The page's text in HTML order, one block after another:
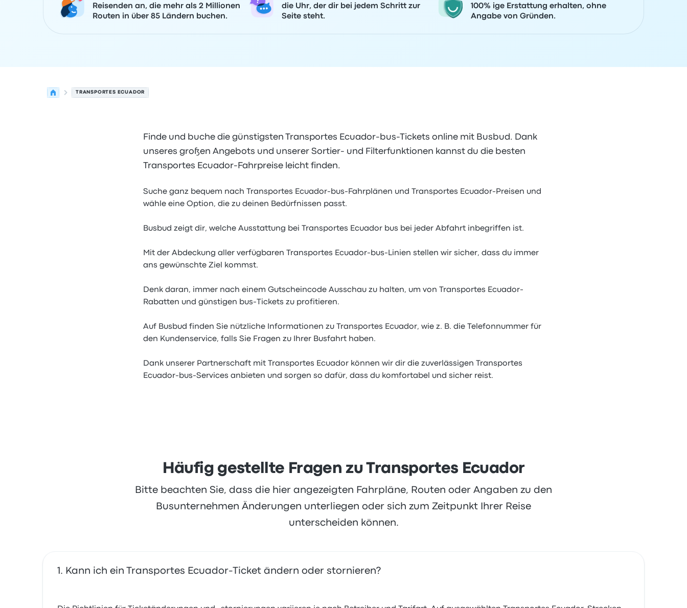
Reisenden an, die mehr als 2 Millionen
Routen in über 85 Ländern buchen.
die Uhr, der dir bei jedem Schritt zur
Seite steht.
100% ige Erstattung erhalten, ohne
Angabe von Gründen.
TRANSPORTES ECUADOR
Finde und buche die günstigsten Transportes Ecuador-bus-Tickets online mit Busbud. Dank
unseres großen Angebots und unserer Sortier- und Filterfunktionen kannst du die besten
Transportes Ecuador-Fahrpreise leicht finden.
Suche ganz bequem nach Transportes Ecuador-bus-Fahrplänen und Transportes Ecuador-Preisen und
wähle eine Option, die zu deinen Bedürfnissen passt.
Busbud zeigt dir, welche Ausstattung bei Transportes Ecuador bus bei jeder Abfahrt inbegriffen ist.
Mit der Abdeckung aller verfügbaren Transportes Ecuador-bus-Linien stellen wir sicher, dass du immer
ans gewünschte Ziel kommst.
Denk daran, immer nach einem Gutscheincode Ausschau zu halten, um von Transportes Ecuador-
Rabatten und günstigen bus-Tickets zu profitieren.
Auf Busbud finden Sie nützliche Informationen zu Transportes Ecuador, wie z. B. die Telefonnummer für
den Kundenservice, falls Sie Fragen zu Ihrer Busfahrt haben.
Dank unserer Partnerschaft mit Transportes Ecuador können wir dir die zuverlässigen Transportes
Ecuador-bus-Services anbieten und sorgen so dafür, dass du komfortabel und sicher reist.
Häufig gestellte Fragen zu Transportes Ecuador
Bitte beachten Sie, dass die hier angezeigten Fahrpläne, Routen oder Angaben zu den
Busunternehmen Änderungen unterliegen oder sich zum Zeitpunkt Ihrer Reise
unterscheiden können.
Kann ich ein Transportes Ecuador-Ticket ändern oder stornieren?